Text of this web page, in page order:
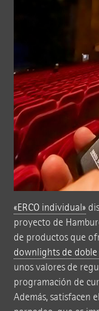
«ERCO individual»
proyecto de
de productos que
downlights de
unos valores de
programación de
Además, satisfacen